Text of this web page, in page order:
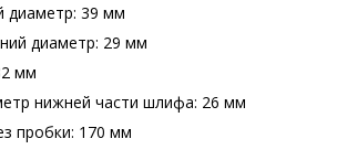
диаметр: 39 мм
диаметр: 29 мм
мм
нижней части шлифа: 26 мм
пробки: 170 мм